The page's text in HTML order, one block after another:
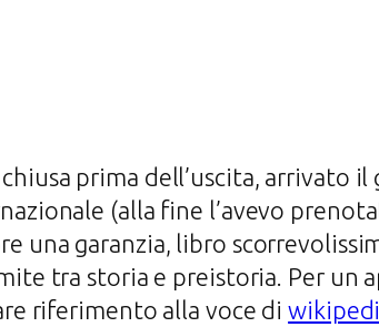
prima dell’uscita, arrivato
(alla fine l’avevo
una garanzia, libro
tra storia e preistoria. Per un
riferimento alla voce di